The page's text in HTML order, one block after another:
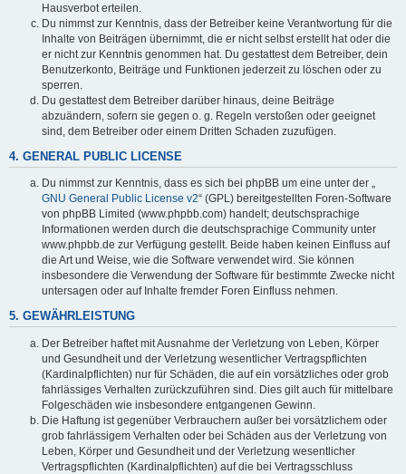
Hausverbot erteilen.
Du nimmst zur Kenntnis, dass der Betreiber keine Verantwortung für die
Inhalte von Beiträgen übernimmt, die er nicht selbst erstellt hat oder die
er nicht zur Kenntnis genommen hat. Du gestattest dem Betreiber, dein
Benutzerkonto, Beiträge und Funktionen jederzeit zu löschen oder zu
sperren.
Du gestattest dem Betreiber darüber hinaus, deine Beiträge
abzuändern, sofern sie gegen o. g. Regeln verstoßen oder geeignet
sind, dem Betreiber oder einem Dritten Schaden zuzufügen.
4. GENERAL PUBLIC LICENSE
Du nimmst zur Kenntnis, dass es sich bei phpBB um eine unter der „
GNU General Public License v2“ (GPL) bereitgestellten Foren-Software
von phpBB Limited (www.phpbb.com) handelt; deutschsprachige
Informationen werden durch die deutschsprachige Community unter
www.phpbb.de zur Verfügung gestellt. Beide haben keinen Einfluss auf
die Art und Weise, wie die Software verwendet wird. Sie können
insbesondere die Verwendung der Software für bestimmte Zwecke nicht
untersagen oder auf Inhalte fremder Foren Einfluss nehmen.
5. GEWÄHRLEISTUNG
Der Betreiber haftet mit Ausnahme der Verletzung von Leben, Körper
und Gesundheit und der Verletzung wesentlicher Vertragspflichten
(Kardinalpflichten) nur für Schäden, die auf ein vorsätzliches oder grob
fahrlässiges Verhalten zurückzuführen sind. Dies gilt auch für mittelbare
Folgeschäden wie insbesondere entgangenen Gewinn.
Die Haftung ist gegenüber Verbrauchern außer bei vorsätzlichem oder
grob fahrlässigem Verhalten oder bei Schäden aus der Verletzung von
Leben, Körper und Gesundheit und der Verletzung wesentlicher
Vertragspflichten (Kardinalpflichten) auf die bei Vertragsschluss